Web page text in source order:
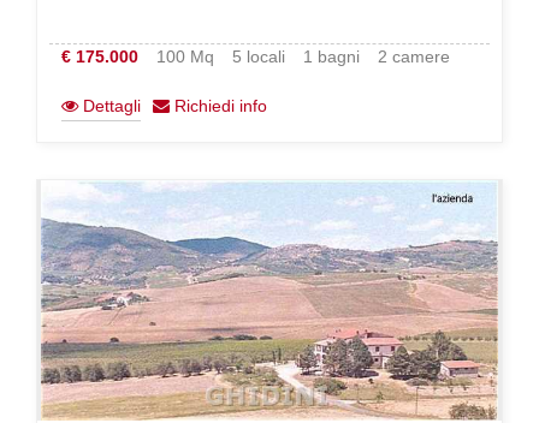
€ 175.000 100 Mq 5 locali 1 bagni 2 camere
Dettagli Richiedi info